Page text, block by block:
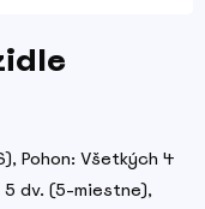
Pohon: Všetkých 4
5 dv. (5-miestne),